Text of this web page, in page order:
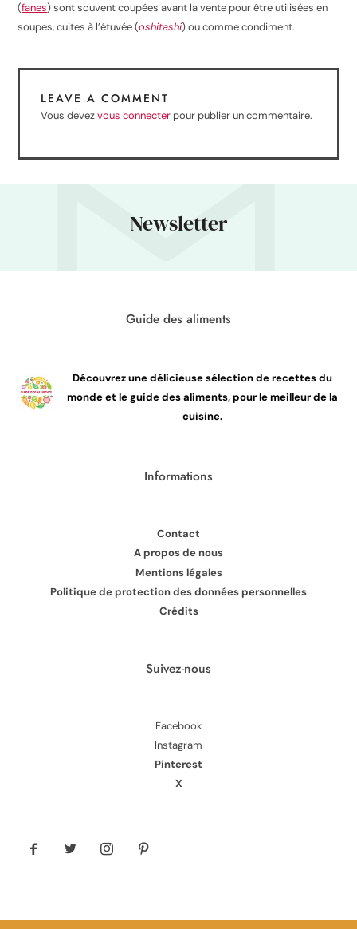
(fanes) sont souvent coupées avant la vente pour être utilisées en
soupes, cuites à l’étuvée (oshitashi) ou comme condiment.
LEAVE A COMMENT
Vous devezvous connecter pour publier un commentaire.
Newsletter
Guide des aliments
Découvrez une délicieuse sélection de recettes du
monde et le guide des aliments, pour le meilleur de la
cuisine.
Informations
Contact
A propos de nous
Mentions légales
Politique de protection des données personnelles
Crédits
Suivez-nous
Facebook
Instagram
Pinterest
X